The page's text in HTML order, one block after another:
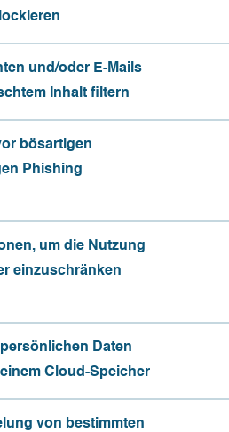
und/oder E-Mails
Inhalt filtern
bösartigen
Phishing
um die Nutzung
einzuschränken
Daten
Cloud-Speicher
von bestimmten